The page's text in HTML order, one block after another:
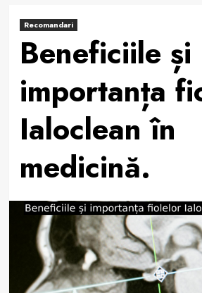
Recomandari
Beneficiile și
importanța
Ialoclean în
medicină.